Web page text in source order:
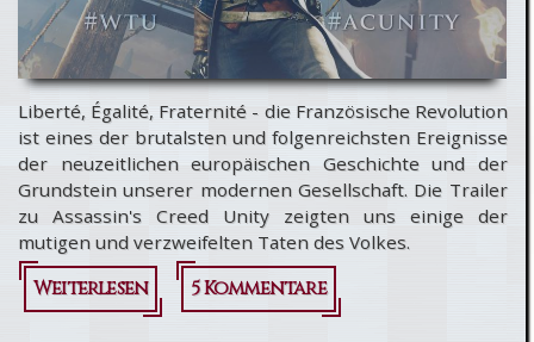
Liberté, Égalité, Fraternité - die Französische Revolution
ist eines der brutalsten und folgenreichsten Ereignisse
der neuzeitlichen europäischen Geschichte und der
Grundstein unserer modernen Gesellschaft. Die Trailer
zu Assassin's Creed Unity zeigten uns einige der
mutigen und verzweifelten Taten des Volkes.
Weiterlesen
über Anlass
5 Kommentare